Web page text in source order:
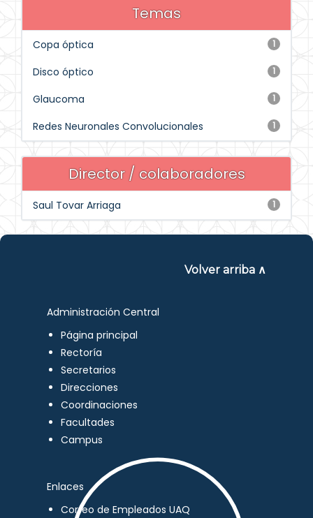
Temas
1
Copa óptica
1
Disco óptico
1
Glaucoma
1
Redes Neuronales Convolucionales
Director / colaboradores
1
Saul Tovar Arriaga
Volver arriba ∧
Administración Central
Página principal
Rectoría
Secretarios
Direcciones
Coordinaciones
Facultades
Campus
Enlaces
Correo de Empleados UAQ